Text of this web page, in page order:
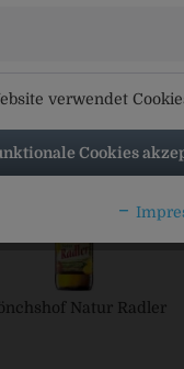
Natur Radler
verwendet
Cookies